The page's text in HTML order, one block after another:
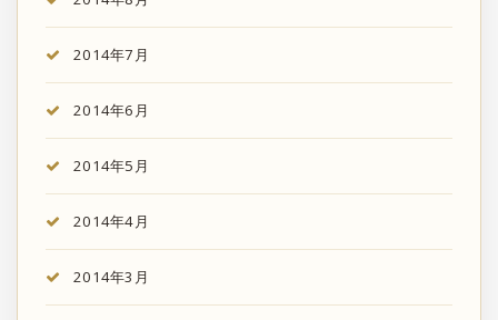
2014年7月
2014年6月
2014年5月
2014年4月
2014年3月